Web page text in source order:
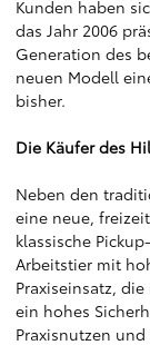
Kunden haben
das Jahr 2006
Generation des
neuen Modell
bisher.
Die Käufer des
Neben den
eine neue,
klassische
Arbeitstier mit
Praxiseinsatz,
ein hohes
Praxisnutzen